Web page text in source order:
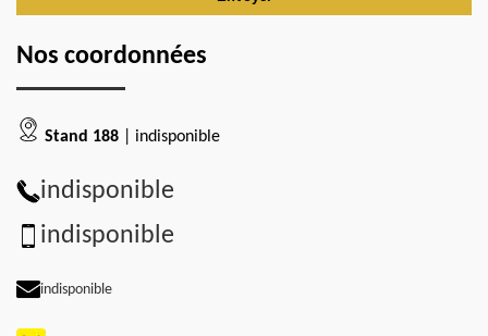
Nos coordonnées
Stand 188 | indisponible
indisponible
indisponible
indisponible